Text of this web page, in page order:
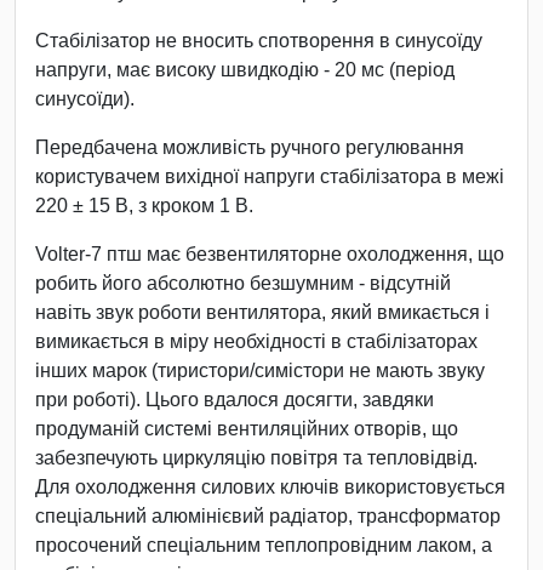
Стабілізатор не вносить спотворення в синусоїду
напруги, має високу швидкодію - 20 мс (період
синусоїди).
Передбачена можливість ручного регулювання
користувачем вихідної напруги стабілізатора в межі
220 ± 15 В, з кроком 1 В.
Volter-7 птш має безвентиляторне охолодження, що
робить його абсолютно безшумним - відсутній
навіть звук роботи вентилятора, який вмикається і
вимикається в міру необхідності в стабілізаторах
інших марок (тиристори/симістори не мають звуку
при роботі). Цього вдалося досягти, завдяки
продуманій системі вентиляційних отворів, що
забезпечують циркуляцію повітря та тепловідвід.
Для охолодження силових ключів використовується
спеціальний алюмінієвий радіатор, трансформатор
просочений спеціальним теплопровідним лаком, а